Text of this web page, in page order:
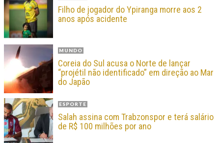
Filho de jogador do Ypiranga morre aos 2
anos após acidente
MUNDO
Coreia do Sul acusa o Norte de lançar
“projétil não identificado” em direção ao Mar
do Japão
ESPORTE
Salah assina com Trabzonspor e terá salário
de R$ 100 milhões por ano